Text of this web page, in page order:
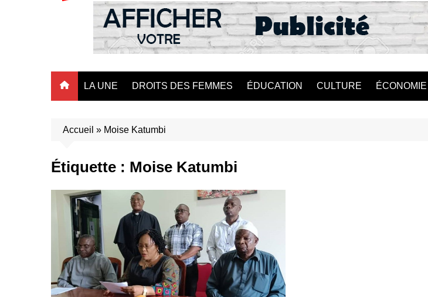
LA UNE DROITS DES FEMMES ÉDUCATION CULTURE ÉCONOMIE
Accueil » Moise Katumbi
Étiquette : Moise Katumbi